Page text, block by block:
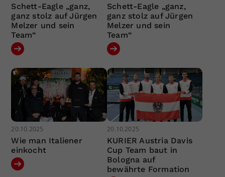
Schett-Eagle „ganz,
ganz stolz auf Jürgen
Melzer und sein
Team“
Schett-Eagle „ganz,
ganz stolz auf Jürgen
Melzer und sein
Team“
20.10.2025
Wie man Italiener
einkocht
20.10.2025
KURIER Austria Davis
Cup Team baut in
Bologna auf
bewährte Formation